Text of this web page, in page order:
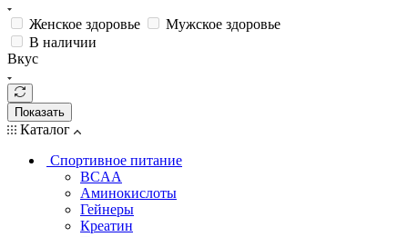
Женское здоровье
Мужское здоровье
В наличии
Вкус
Показать
Каталог
Спортивное питание
BCAA
Аминокислоты
Гейнеры
Креатин